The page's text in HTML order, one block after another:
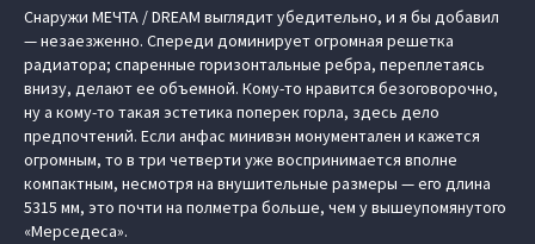
Снаружи МЕЧТА / DREAM выглядит убедительно, и я бы добавил
— незаезженно. Спереди доминирует огромная решетка
радиатора; спаренные горизонтальные ребра, переплетаясь
внизу, делают ее объемной. Кому-то нравится безоговорочно,
ну а кому-то такая эстетика поперек горла, здесь дело
предпочтений. Если анфас минивэн монументален и кажется
огромным, то в три четверти уже воспринимается вполне
компактным, несмотря на внушительные размеры — его длина
5315 мм, это почти на полметра больше, чем у вышеупомянутого
«Мерседеса».